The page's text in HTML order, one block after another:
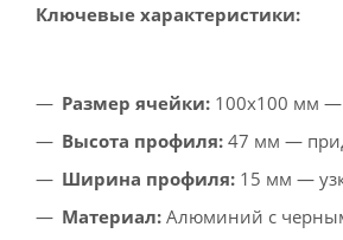
Ключевые характеристики:
Размер ячейки: 100x100 мм —
Высота профиля: 47 мм —
Ширина профиля: 15 мм —
Материал: Алюминий с